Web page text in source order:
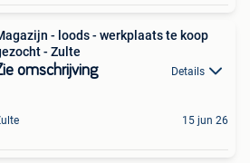
- loods - werkplaats te koop
- Zulte
omschrijving Details
15 jun 26